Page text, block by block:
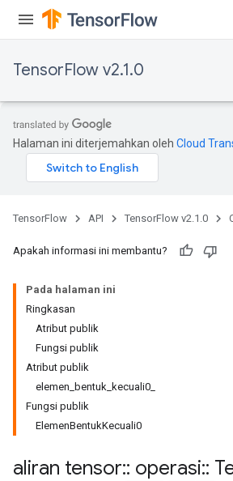
TensorFlow v2.1.0
Halaman ini diterjemahkan oleh Cloud
TensorFlow API TensorFlow v2.1.0
Apakah informasi ini membantu?
Pada halaman ini
Ringkasan
Atribut publik
Fungsi publik
Atribut publik
elemen_bentuk_kecuali0_
Fungsi publik
ElemenBentukKecuali0
aliran tensor:: operasi::